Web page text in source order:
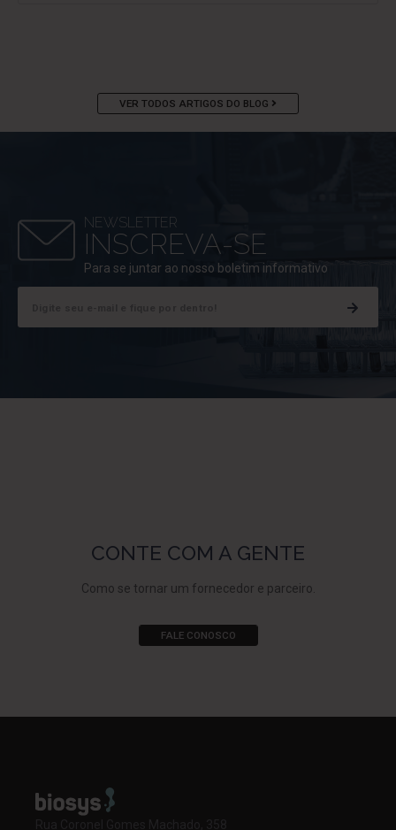
VER TODOS ARTIGOS DO BLOG
NEWSLETTER
INSCREVA-SE
Para se juntar ao nosso boletim informativo
CONTE COM A GENTE
Como se tornar um fornecedor e parceiro.
FALE CONOSCO